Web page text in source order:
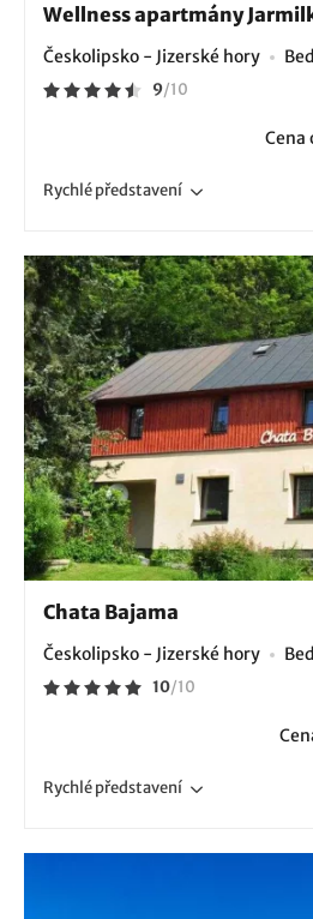
Wellness apartmány
Českolipsko - Jizerské hory
9/10
Cena
Rychlépředstavení
Chata Bajama
Českolipsko - Jizerské hory
10/10
Rychlépředstavení